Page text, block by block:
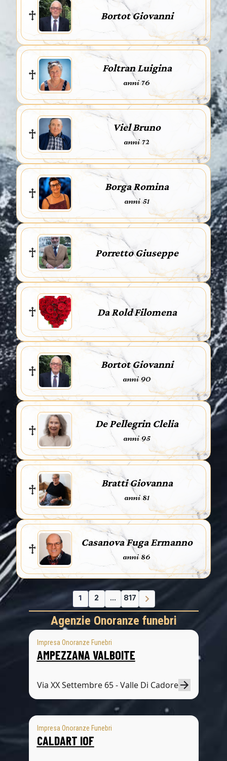
Bortot Giovanni
Foltran Luigina
anni 76
Viel Bruno
anni 72
Borga Romina
anni 51
Porretto Giuseppe
Da Rold Filomena
Bortot Giovanni
anni 90
De Pellegrin Clelia
anni 95
Bratti Giovanna
anni 81
Casanova Fuga Ermanno
anni 86
1 2 ... 817
Agenzie Onoranze funebri
Impresa Onoranze Funebri
AMPEZZANA VALBOITE
Via XX Settembre 65 - Valle Di Cadore
Impresa Onoranze Funebri
CALDART IOF